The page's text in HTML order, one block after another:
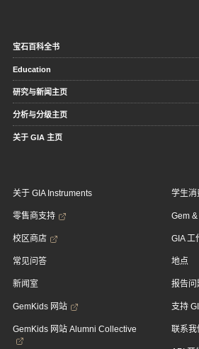
宝石百科全书
Education
研究与新闻主页
分析与分级主页
关于 GIA 主页
关于 GIA Instruments
零售商支持
校区商店
常见问答
新闻室
GemKids 网站
GemKids 网站 Alumni Collective
学生消
Gem
GIA 工
地点
报告问
支持
联系我